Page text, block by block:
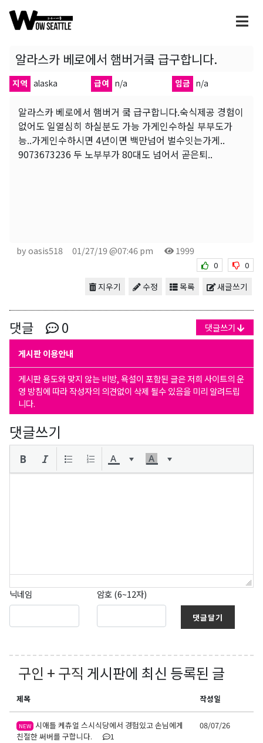
알라스카 베로에서 햄버거쿸 급구합니다.
지역 alaska 급여 n/a 임금 n/a
알라스카 베로에서 햄버거 쿸 급구합니다.숙식제공 경험이
없어도 일열심히 하실분도 가능 가게인수하실 부부도가
능..가게인수하시면 4년이면 백만넘어 벌수잇는가게..
9073673236 두 노부부가 80대도 넘어서 곧은퇴..
by oasis518 01/27/19 @07:46 pm 1999
0 0
새글쓰기
목록
수정
지우기
댓글 0 댓글쓰기
게시판 이용안내
게시판 용도와 맞지 않는 비방, 욕설이 포함된 글은 저희 사이트의 운
영 방침에 따라 작성자의 의견없이 삭제 될수 있음을 미리 알려드립
니다.
댓글쓰기
닉네임 암호 (6~12자)
댓글달기
구인 + 구직 게시판에 최신 등록된 글
제목 작성일
NEW 시애틀 케츄얼 스시식당에서 경험있고 손님에게
친절한 써버를 구합니다.
1
08/07/26